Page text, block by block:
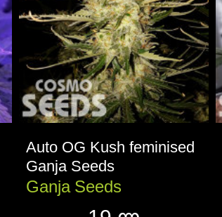
Auto OG Kush feminised
Ganja Seeds
Ganja Seeds